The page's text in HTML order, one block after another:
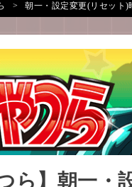
> 朝一・設定変更(リセット)
ら】朝一・